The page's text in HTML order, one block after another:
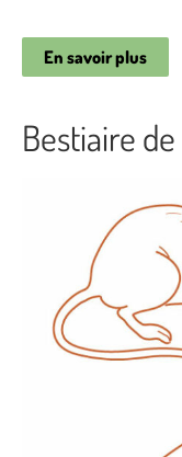
En savoir plus
Bestiaire